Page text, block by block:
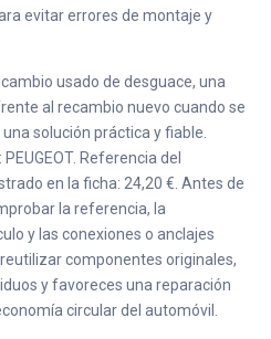
evitar errores de montaje y
usado de desguace, una
al recambio nuevo cuando se
solución práctica y fiable.
Referencia del
en la ficha: 24,20 €. Antes de
la referencia, la
y las conexiones o anclajes
componentes originales,
y favoreces una reparación
circular del automóvil.